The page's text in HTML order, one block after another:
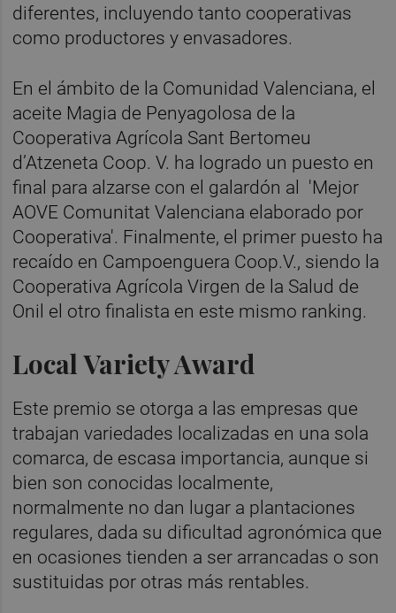
diferentes, incluyendo tanto cooperativas
como productores y envasadores.
En el ámbito de la Comunidad Valenciana, el
aceite Magia de Penyagolosa de la
Cooperativa Agrícola Sant Bertomeu
d’Atzeneta Coop. V. ha logrado un puesto en
final para alzarse con el galardón al 'Mejor
AOVE Comunitat Valenciana elaborado por
Cooperativa'. Finalmente, el primer puesto ha
recaído en Campoenguera Coop.V., siendo la
Cooperativa Agrícola Virgen de la Salud de
Onil el otro finalista en este mismo ranking.
Local Variety Award
Este premio se otorga a las empresas que
trabajan variedades localizadas en una sola
comarca, de escasa importancia, aunque si
bien son conocidas localmente,
normalmente no dan lugar a plantaciones
regulares, dada su dificultad agronómica que
en ocasiones tienden a ser arrancadas o son
sustituidas por otras más rentables.